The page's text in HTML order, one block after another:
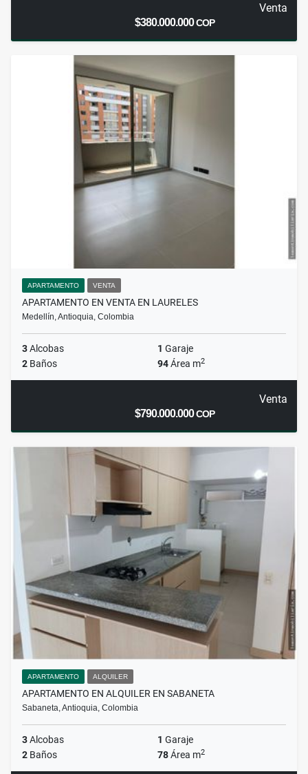
Venta
$380.000.000COP
APARTAMENTO VENTA
APARTAMENTO EN VENTA EN LAURELES
Medellín, Antioquia, Colombia
3Alcobas 1 Garaje
2 Baños 94Área m2
Venta
$790.000.000COP
APARTAMENTO ALQUILER
APARTAMENTO EN ALQUILER EN SABANETA
Sabaneta, Antioquia, Colombia
3Alcobas 1 Garaje
2 Baños 78Área m2